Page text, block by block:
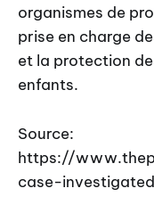
organismes de
prise en charge
et la protection
enfants.
Source:
https://
case-